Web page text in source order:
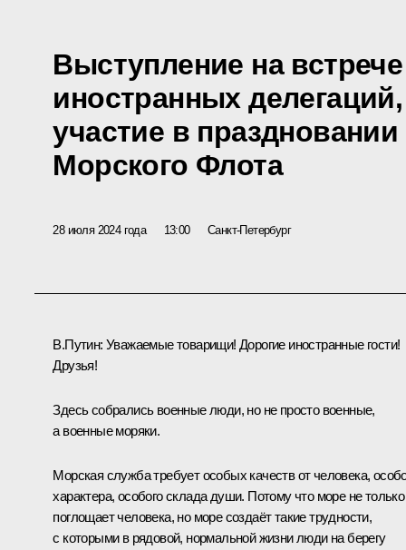
Выступление на
иностранных
участие в
Морского Флота
28 июля 2024 года 13:00 Санкт-Петербург
В.Путин: Уважаемые товарищи! Дорогие иностранные гости!
Друзья!
Здесь собрались военные люди, но не просто военные,
а военные моряки.
Морская служба требует особых качеств от человека,
характера, особого склада души. Потому что море не только
поглощает человека, но море создаёт такие трудности,
с которыми в рядовой, нормальной жизни люди на берегу